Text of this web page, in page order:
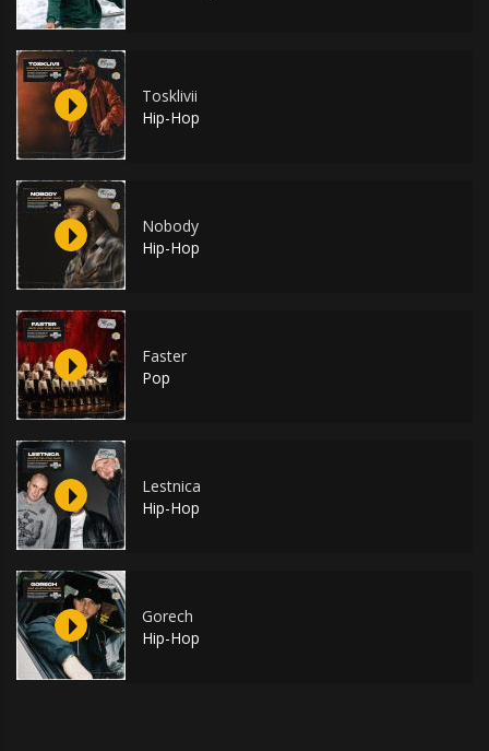
Tosklivii
Hip-Hop
Nobody
Hip-Hop
Faster
Pop
Lestnica
Hip-Hop
Gorech
Hip-Hop